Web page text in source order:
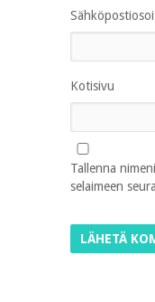
Kotisivu
Tallenna
selaimeen